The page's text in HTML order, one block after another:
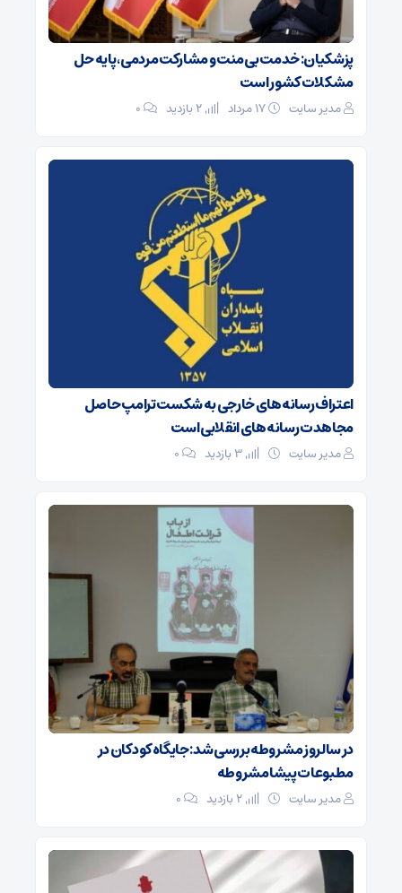
پزشکیان: خدمت بی‌منت و مشارکت مردمی، پایه حل
مشکلات کشور است
مدیر سایت ۰
اعتراف رسانه‌های خارجی به شکست ترامپ حاصل
مجاهدت رسانه‌های انقلابی است
مدیر سایت ۰
در سالروز مشروطه بررسی شد: جایگاه کودکان در
مطبوعات پیشامشروطه
مدیر سایت ۰